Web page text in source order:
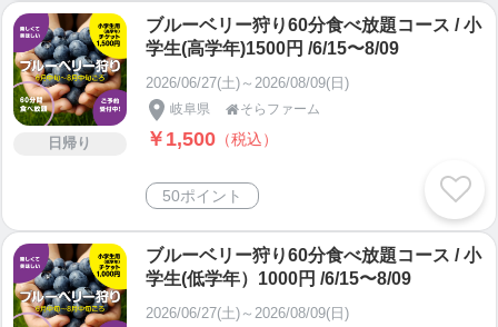
日帰り
ブルーベリー狩り60分食べ放題コース / 小
学生(高学年)1500円 /6/15〜8/09
2026/06/27(土)～2026/08/09(日)
岐阜県 そらファーム
￥1,500 （税込）
50ポイント
ブルーベリー狩り60分食べ放題コース / 小
学生(低学年）1000円 /6/15〜8/09
2026/06/27(土)～2026/08/09(日)